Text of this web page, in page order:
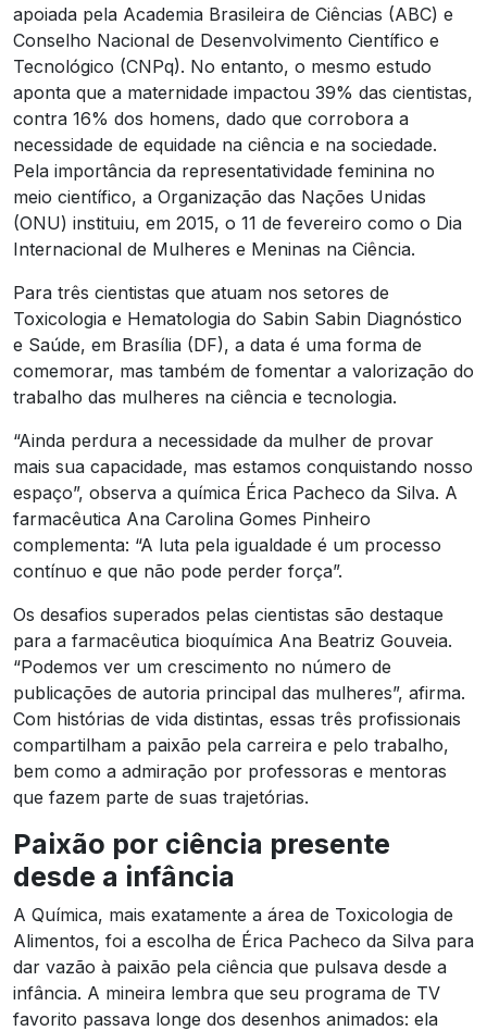
apoiada pela Academia Brasileira de Ciências (ABC) e
Conselho Nacional de Desenvolvimento Científico e
Tecnológico (CNPq). No entanto, o mesmo estudo
aponta que a maternidade impactou 39% das cientistas,
contra 16% dos homens, dado que corrobora a
necessidade de equidade na ciência e na sociedade.
Pela importância da representatividade feminina no
meio científico, a Organização das Nações Unidas
(ONU) instituiu, em 2015, o 11 de fevereiro como o Dia
Internacional de Mulheres e Meninas na Ciência.
Para três cientistas que atuam nos setores de
Toxicologia e Hematologia do Sabin Sabin Diagnóstico
e Saúde, em Brasília (DF), a data é uma forma de
comemorar, mas também de fomentar a valorização do
trabalho das mulheres na ciência e tecnologia.
“Ainda perdura a necessidade da mulher de provar
mais sua capacidade, mas estamos conquistando nosso
espaço”, observa a química Érica Pacheco da Silva. A
farmacêutica Ana Carolina Gomes Pinheiro
complementa: “A luta pela igualdade é um processo
contínuo e que não pode perder força”.
Os desafios superados pelas cientistas são destaque
para a farmacêutica bioquímica Ana Beatriz Gouveia.
“Podemos ver um crescimento no número de
publicações de autoria principal das mulheres”, afirma.
Com histórias de vida distintas, essas três profissionais
compartilham a paixão pela carreira e pelo trabalho,
bem como a admiração por professoras e mentoras
que fazem parte de suas trajetórias.
Paixão por ciência presente
desde a infância
A Química, mais exatamente a área de Toxicologia de
Alimentos, foi a escolha de Érica Pacheco da Silva para
dar vazão à paixão pela ciência que pulsava desde a
infância. A mineira lembra que seu programa de TV
favorito passava longe dos desenhos animados: ela